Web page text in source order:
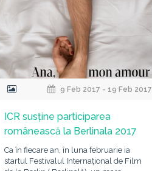
9 Feb 2017 - 19 Feb 2017
ICR susține participarea
românească la Berlinala 2017
Ca în fiecare an, în luna februarie ia
startul Festivalul Internațional de Film